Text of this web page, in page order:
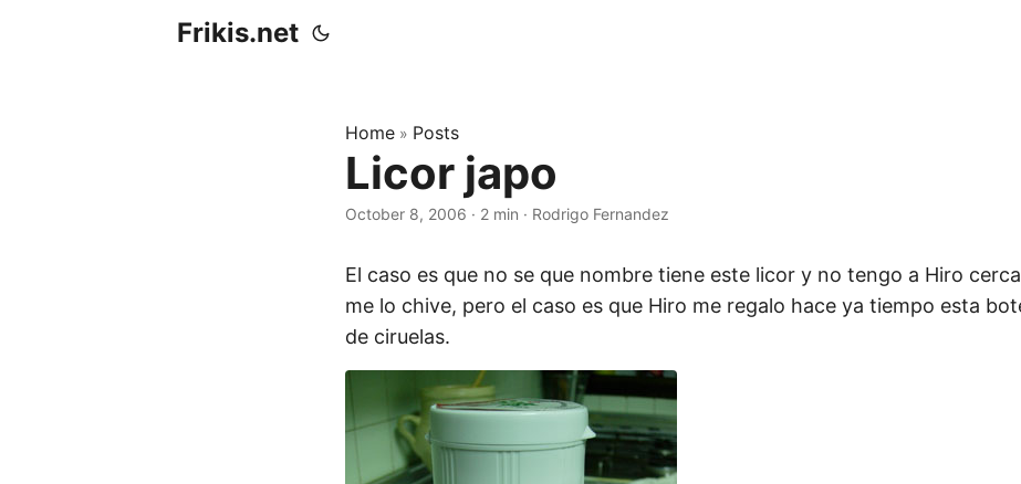
Frikis.net
Home » Posts
Licor japo
October 8, 2006 · 2 min · Rodrigo Fernandez
El caso es que no se que nombre tiene este licor y no tengo a Hiro
me lo chive, pero el caso es que Hiro me regalo hace ya tiempo esta
de ciruelas.